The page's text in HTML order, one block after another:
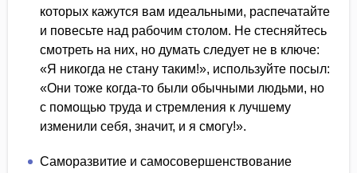
которых кажутся вам идеальными, распечатайте
и повесьте над рабочим столом. Не стесняйтесь
смотреть на них, но думать следует не в ключе:
«Я никогда не стану таким!», используйте посыл:
«Они тоже когда-то были обычными людьми, но
с помощью труда и стремления к лучшему
изменили себя, значит, и я смогу!».
Саморазвитие и самосовершенствование